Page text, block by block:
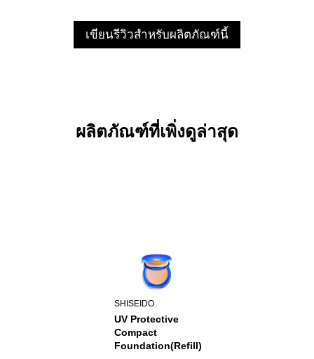
เขียนรีวิวสำหรับผลิตภัณฑ์นี้
ผลิตภัณฑ์ที่เพิ่งดูล่าสุด
SHISEIDO
UV Protective
Compact
Foundation(Refill)